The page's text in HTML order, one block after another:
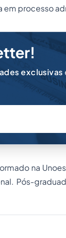
em processo
exclusivas
na
Pós-